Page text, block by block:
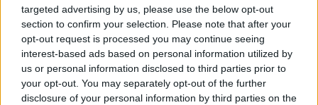
targeted advertising by us, please use the below opt-out
section to confirm your selection. Please note that after your
opt-out request is processed you may continue seeing
interest-based ads based on personal information utilized by
us or personal information disclosed to third parties prior to
your opt-out. You may separately opt-out of the further
disclosure of your personal information by third parties on the
Sono mamma da 12 anni, sono molto
organizzata e piuttosto attenta alle novità. La
sicurezza abbinata alla tecnologia ed alla
funzionalità per mio figlio è sempre stata il
mio chiodo fisso.